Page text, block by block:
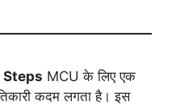
MCU के लिए एक
कदम लगता है। इस